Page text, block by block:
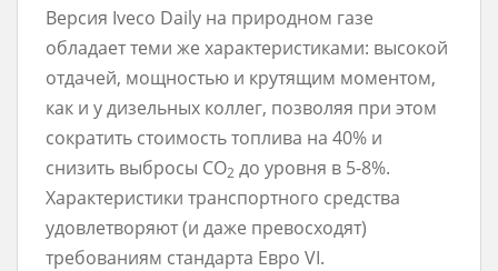
Версия Iveco Daily на природном газе
обладает теми же характеристиками: высокой
отдачей, мощностью и крутящим моментом,
как и у дизельных коллег, позволяя при этом
сократить стоимость топлива на 40% и
снизить выбросы CO2 до уровня в 5-8%.
Характеристики транспортного средства
удовлетворяют (и даже превосходят)
требованиям стандарта Евро VI.